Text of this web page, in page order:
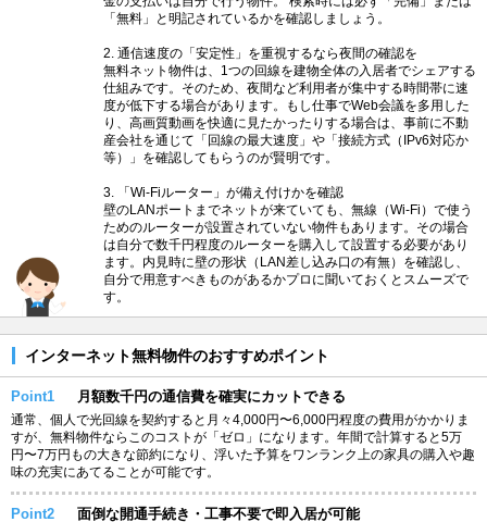
「無料」と明記されているかを確認しましょう。
2. 通信速度の「安定性」を重視するなら夜間の確認を
無料ネット物件は、1つの回線を建物全体の入居者でシェアする
仕組みです。そのため、夜間など利用者が集中する時間帯に速
度が低下する場合があります。もし仕事でWeb会議を多用した
り、高画質動画を快適に見たかったりする場合は、事前に不動
産会社を通じて「回線の最大速度」や「接続方式（IPv6対応か
等）」を確認してもらうのが賢明です。
3. 「Wi-Fiルーター」が備え付けかを確認
壁のLANポートまでネットが来ていても、無線（Wi-Fi）で使う
ためのルーターが設置されていない物件もあります。その場合
は自分で数千円程度のルーターを購入して設置する必要があり
ます。内見時に壁の形状（LAN差し込み口の有無）を確認し、
自分で用意すべきものがあるかプロに聞いておくとスムーズで
す。
インターネット無料物件のおすすめポイント
Point1 月額数千円の通信費を確実にカットできる
通常、個人で光回線を契約すると月々4,000円〜6,000円程度の費用がかかりま
すが、無料物件ならこのコストが「ゼロ」になります。年間で計算すると5万
円〜7万円もの大きな節約になり、浮いた予算をワンランク上の家具の購入や趣
味の充実にあてることが可能です。
Point2 面倒な開通手続き・工事不要で即入居が可能